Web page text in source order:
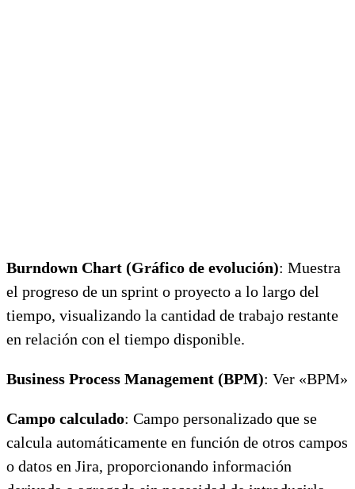
Burndown Chart (Gráfico de evolución): Muestra
el progreso de un sprint o proyecto a lo largo del
tiempo, visualizando la cantidad de trabajo restante
en relación con el tiempo disponible.
Business Process Management (BPM): Ver «BPM»
Campo calculado: Campo personalizado que se
calcula automáticamente en función de otros campos
o datos en Jira, proporcionando información